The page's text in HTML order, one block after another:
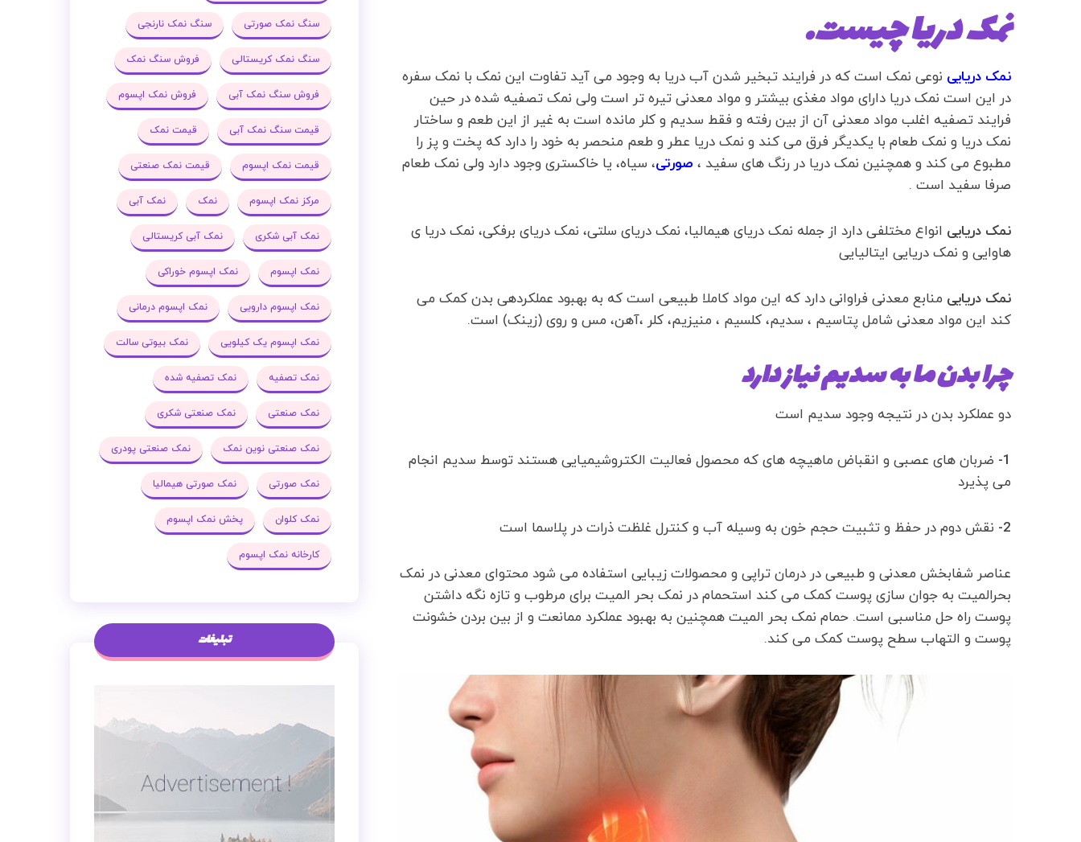
نمک دریا چیست.
نمک دریایی نوعی نمک است که در فرایند تبخیر شدن آب دریا به وجود می آید تفاوت این نمک با نمک سفره
در این است نمک دریا دارای مواد مغذی بیشتر و مواد معدنی تیره تر است ولی نمک تصفیه شده در حین
فرایند تصفیه اغلب مواد معدنی آن از بین رفته و فقط سدیم و کلر مانده است به غیر از این طعم و ساختار
نمک دریا و نمک طعام با یکدیگر فرق می کند و نمک دریا عطر و طعم منحصر به خود را دارد که پخت و پز را
مطبوع می کند و همچنین نمک دریا در رنگ های سفید ، صورتی، سیاه، یا خاکستری وجود دارد ولی نمک طعام
صرفا سفید است .
نمک دریایی انواع مختلفی دارد از جمله نمک دریای هیمالیا، نمک دریای سلتی، نمک دریای برفکی، نمک دریا ی
هاوایی و نمک دریایی ایتالیایی
نمک دریایی منابع معدنی فراوانی دارد که این مواد کاملا طبیعی است که به بهبود عملکردهی بدن کمک می
کند این مواد معدنی شامل پتاسیم ، سدیم، کلسیم ، منیزیم، کلر ،آهن، مس و روی (زینک) است.
چرا بدن ما به سدیم نیاز دارد
دو عملکرد بدن در نتیجه وجود سدیم است
1- ضربان های عصبی و انقباض ماهیچه های که محصول فعالیت الکتروشیمیایی هستند توسط سدیم انجام
می پذیرد
2- نقش دوم در حفظ و تثبیت حجم خون به وسیله آب و کنترل غلظت ذرات در پلاسما است
عناصر شفابخش معدنی و طبیعی در درمان تراپی و محصولات زیبایی استفاده می شود محتوای معدنی در نمک
بحرالمیت به جوان سازی پوست کمک می کند استحمام در نمک بحر المیت برای مرطوب و تازه نگه داشتن
پوست راه حل مناسبی است. حمام نمک بحر المیت همچنین به بهبود عملکرد ممانعت و از بین بردن خشونت
پوست و التهاب سطح پوست کمک می کند.
سنگ نمک صورتی سنگ نمک نارنجی
سنگ نمک کریستالی فروش سنگ نمک
فروش سنگ نمک آبی فروش نمک اپسوم
قیمت سنگ نمک آبی قیمت نمک
قیمت نمک اپسوم قیمت نمک صنعتی
مرکز نمک اپسوم نمک نمک آبی
نمک آبی شکری نمک آبی کریستالی
نمک اپسوم نمک اپسوم خوراکی
نمک اپسوم دارویی نمک اپسوم درمانی
نمک اپسوم یک کیلویی نمک بیوتی سالت
نمک تصفیه نمک تصفیه شده
نمک صنعتی نمک صنعتی شکری
نمک صنعتی نوین نمک نمک صنعتی پودری
نمک صورتی نمک صورتی هیمالیا
نمک کلوان پخش نمک اپسوم
کارخانه نمک اپسوم
تبلیغات